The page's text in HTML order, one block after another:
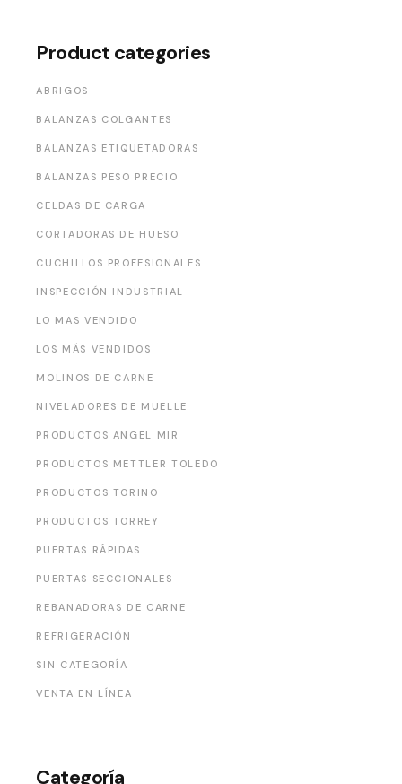
Product categories
ABRIGOS
BALANZAS COLGANTES
BALANZAS ETIQUETADORAS
BALANZAS PESO PRECIO
CELDAS DE CARGA
CORTADORAS DE HUESO
CUCHILLOS PROFESIONALES
INSPECCIÓN INDUSTRIAL
LO MAS VENDIDO
LOS MÁS VENDIDOS
MOLINOS DE CARNE
NIVELADORES DE MUELLE
PRODUCTOS ANGEL MIR
PRODUCTOS METTLER TOLEDO
PRODUCTOS TORINO
PRODUCTOS TORREY
PUERTAS RÁPIDAS
PUERTAS SECCIONALES
REBANADORAS DE CARNE
REFRIGERACIÓN
SIN CATEGORÍA
VENTA EN LÍNEA
Categoría